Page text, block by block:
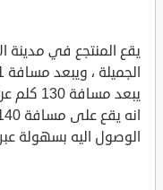
يقع المنتجع في مدينة
يبعد
الوصول اليه بسهولة